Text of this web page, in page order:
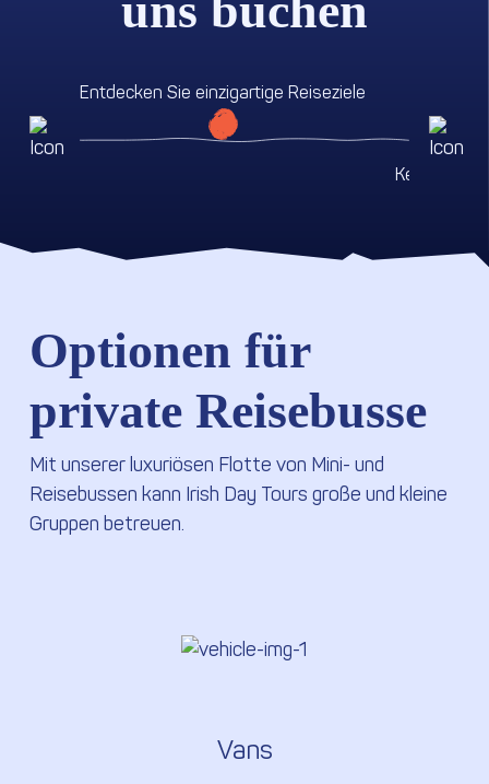
Entdecken Sie einzigartige Reiseziele
Kein Ärger
Optionen für
private Reisebusse
Mit unserer luxuriösen Flotte von Mini- und
Reisebussen kann Irish Day Tours große und kleine
Gruppen betreuen.
Vans